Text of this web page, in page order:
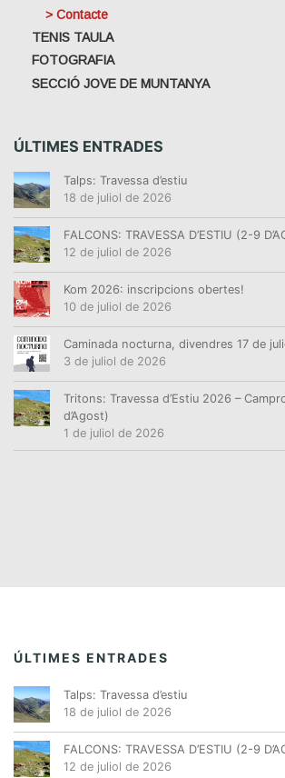
Contacte
TENIS TAULA
FOTOGRAFIA
SECCIÓ JOVE DE MUNTANYA
ÚLTIMES ENTRADES
Talps: Travessa d’estiu
18 de juliol de 2026
FALCONS: TRAVESSA D’ESTIU (2-9
12 de juliol de 2026
Kom 2026: inscripcions obertes!
10 de juliol de 2026
Caminada nocturna, divendres 17 de
3 de juliol de 2026
Tritons: Travessa d’Estiu 2026 –
d’Agost)
1 de juliol de 2026
ÚLTIMES ENTRADES
Talps: Travessa d’estiu
18 de juliol de 2026
FALCONS: TRAVESSA D’ESTIU (2-9
12 de juliol de 2026